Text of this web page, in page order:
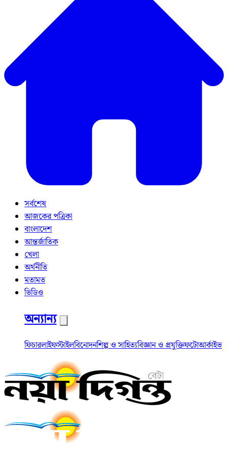
সর্বশেষ
আজকের পত্রিকা
বাংলাদেশ
আন্তর্জাতিক
খেলা
অর্থনীতি
মতামত
ভিডিও
অন্যান্য
ফিচারলাইফস্টাইলবিনোদনশিল্প ও সাহিত্যবিজ্ঞান ও প্রযুক্তিফটোআর্কাইভ